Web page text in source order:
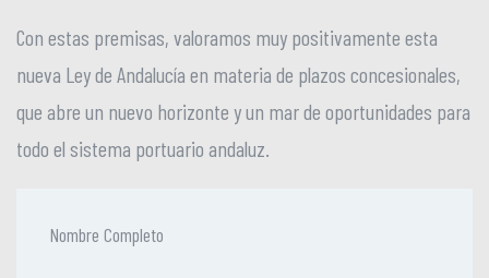
Con estas premisas, valoramos muy positivamente esta
nueva Ley de Andalucía en materia de plazos concesionales,
que abre un nuevo horizonte y un mar de oportunidades para
todo el sistema portuario andaluz.